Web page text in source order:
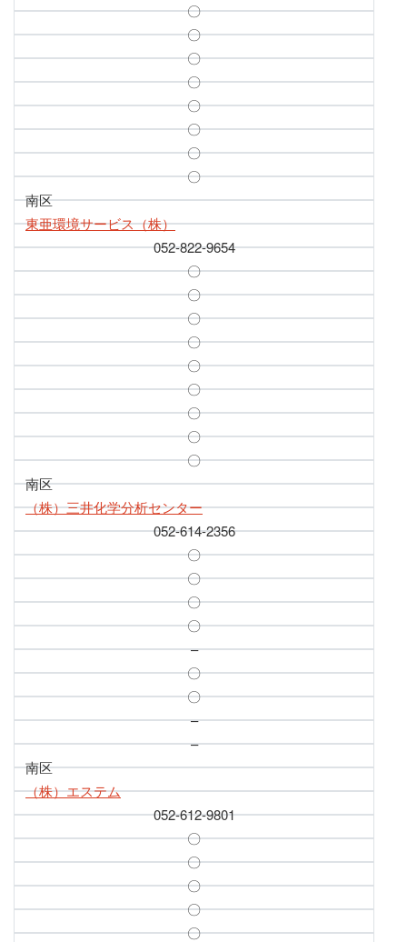
〇
〇
〇
〇
〇
〇
〇
〇
南区
東亜環境サービス（株）
052-822-9654
〇
〇
〇
〇
〇
〇
〇
〇
〇
南区
（株）三井化学分析センター
052-614-2356
〇
〇
〇
〇
–
〇
〇
–
–
南区
（株）エステム
052-612-9801
〇
〇
〇
〇
〇